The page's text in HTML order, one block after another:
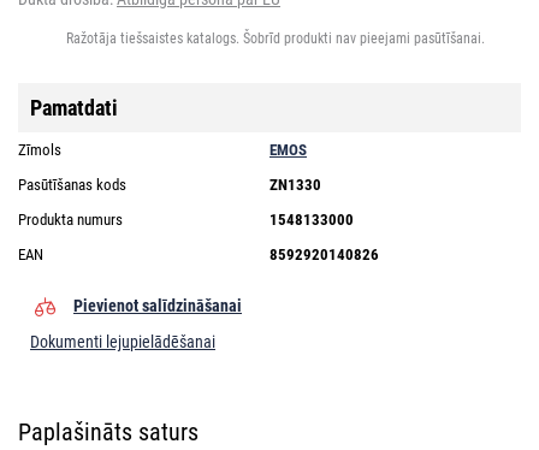
Ražotāja tiešsaistes katalogs. Šobrīd produkti nav pieejami pasūtīšanai.
Pamatdati
Zīmols
EMOS
Pasūtīšanas kods
ZN1330
Produkta numurs
1548133000
EAN
8592920140826
Pievienot salīdzināšanai
Dokumenti lejupielādēšanai
Paplašināts saturs